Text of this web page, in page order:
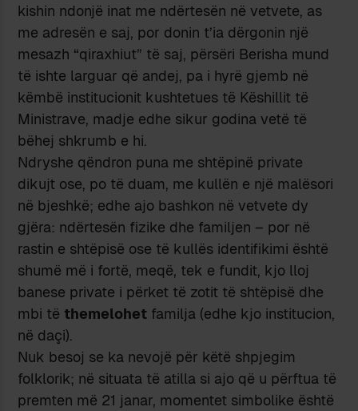
kishin ndonjë inat me ndërtesën në vetvete, as
me adresën e saj, por donin t’ia dërgonin një
mesazh “qiraxhiut” të saj, përsëri Berisha mund
të ishte larguar që andej, pa i hyrë gjemb në
këmbë institucionit kushtetues të Këshillit të
Ministrave, madje edhe sikur godina vetë të
bëhej shkrumb e hi.
Ndryshe qëndron puna me shtëpinë private
dikujt ose, po të duam, me kullën e një malësori
në bjeshkë; edhe ajo bashkon në vetvete dy
gjëra: ndërtesën fizike dhe familjen – por në
rastin e shtëpisë ose të kullës identifikimi është
shumë më i fortë, meqë, tek e fundit, kjo lloj
banese private i përket të zotit të shtëpisë dhe
mbi të themelohet familja (edhe kjo institucion,
në daçi).
Nuk besoj se ka nevojë për këtë shpjegim
folklorik; në situata të atilla si ajo që u përftua të
premten më 21 janar, momentet simbolike është